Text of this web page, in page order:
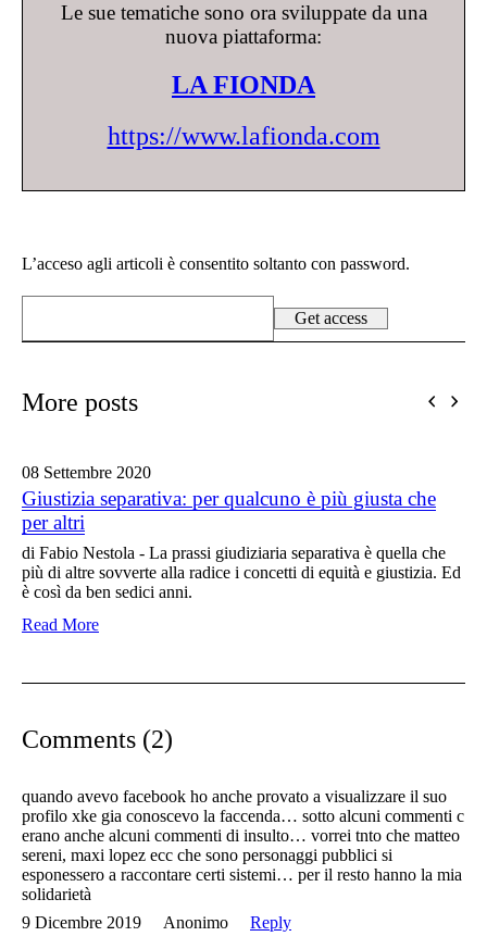
Le sue tematiche sono ora sviluppate da una
nuova piattaforma:
LA FIONDA
https://www.lafionda.com
L’acceso agli articoli è consentito soltanto con password.
More posts
08 Settembre 2020
Giustizia separativa: per qualcuno è più giusta che
per altri
di Fabio Nestola - La prassi giudiziaria separativa è quella che
più di altre sovverte alla radice i concetti di equità e giustizia. Ed
è così da ben sedici anni.
Read More
Comments (2)
quando avevo facebook ho anche provato a visualizzare il suo
profilo xke gia conoscevo la faccenda… sotto alcuni commenti c
erano anche alcuni commenti di insulto… vorrei tnto che matteo
sereni, maxi lopez ecc che sono personaggi pubblici si
esponessero a raccontare certi sistemi… per il resto hanno la mia
solidarietà
9 Dicembre 2019
Anonimo Reply